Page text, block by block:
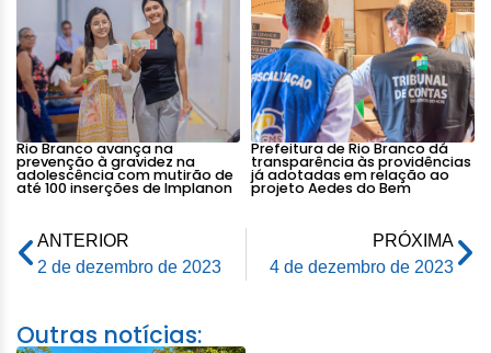
Rio Branco avança na
prevenção à gravidez na
adolescência com mutirão de
até 100 inserções de Implanon
Prefeitura de Rio Branco dá
transparência às providências
já adotadas em relação ao
projeto Aedes do Bem
ANTERIOR
2 de dezembro de 2023
PRÓXIMA
4 de dezembro de 2023
Outras notícias: